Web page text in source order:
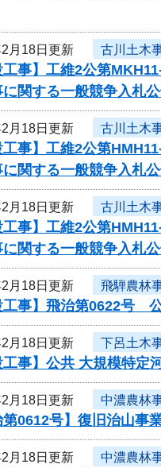
月18日更新 古川土木
工事】工維2公第
関する一般競争入札
月18日更新 古川土木
工事】工維2公第
に関する一般競争入札
月18日更新 古川土木
工事】工維2公第
に関する一般競争入札
月18日更新 飛騨農林
工事】飛治第0622号
月18日更新 下呂土木
工事】公共 大規模特
月18日更新 中濃農林
第0612号】復旧治山
月18日更新 中濃農林